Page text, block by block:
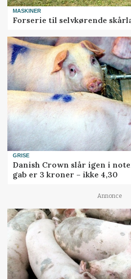
MASKINER
Forserie til selvkørende
GRISE
Danish Crown slår igen i
gab er 3 kroner – ikke 4,30
Annonce